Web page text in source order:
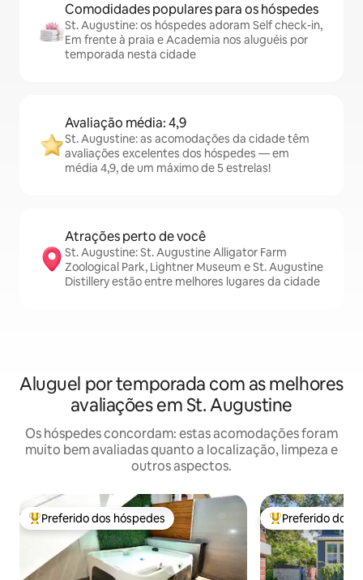
Comodidades populares para os hóspedes
St. Augustine: os hóspedes adoram Self check-in,
Em frente à praia e Academia nos aluguéis por
temporada nesta cidade
Avaliação média: 4,9
St. Augustine: as acomodações da cidade têm
avaliações excelentes dos hóspedes — em
média 4,9, de um máximo de 5 estrelas!
Atrações perto de você
St. Augustine: St. Augustine Alligator Farm
Zoological Park, Lightner Museum e St. Augustine
Distillery estão entre melhores lugares da cidade
Aluguel por temporada com as melhores
avaliações em St. Augustine
Os hóspedes concordam: estas acomodações foram
muito bem avaliadas quanto a localização, limpeza e
outros aspectos.
Entre os melhores preferidos dos hóspedes
Preferido dos hóspedes Entre os
Preferido dos